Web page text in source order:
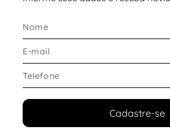
Excelente resistência e
Maior conforto durante o uso
Visual moderno com toque
Ideal para quem busca umtênis
elegante e versátil.
Cadastre-se